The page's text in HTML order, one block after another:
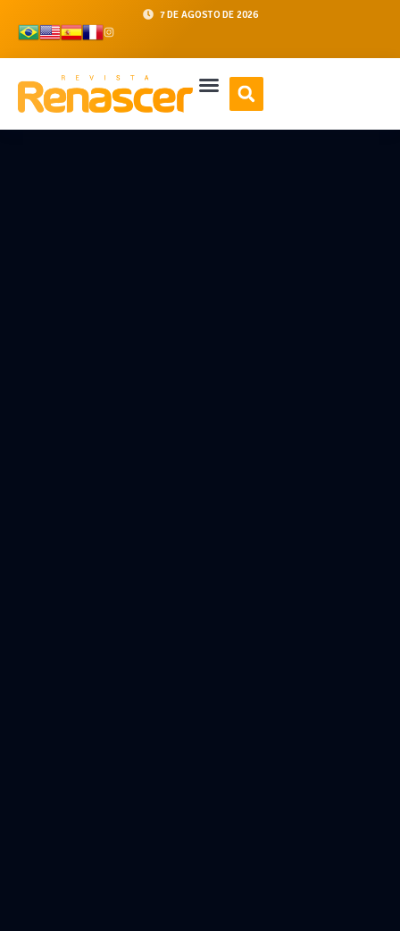
7 DE AGOSTO DE 2026